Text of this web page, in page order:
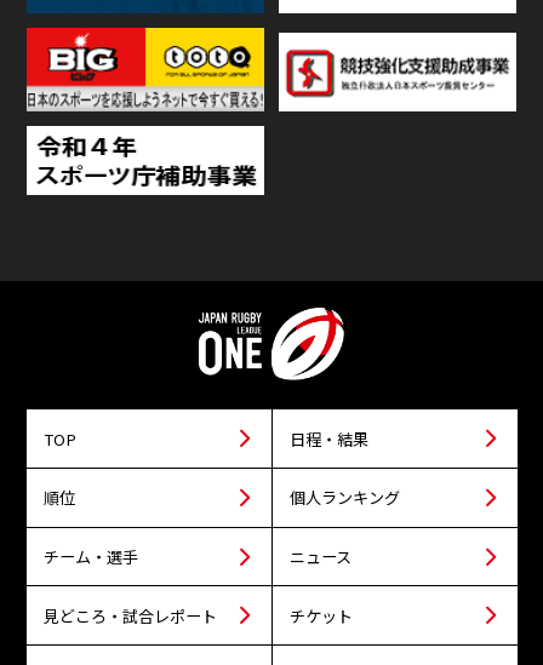
TOP 日程・結果
順位 個人ランキング
チーム・選手 ニュース
見どころ・試合レポート チケット